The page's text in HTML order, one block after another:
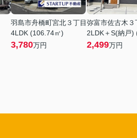
羽島市舟橋町宮北３丁目
4LDK (106.74㎡)
3,780万円
弥富市佐古木３
2LDK＋S(納戸)
2,499万円